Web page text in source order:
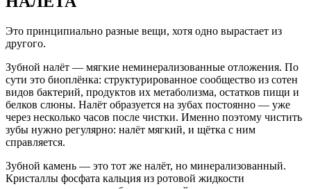
Это принципиально разные вещи, хотя одно вырастает из
другого.
Зубной налёт — мягкие неминерализованные отложения. По
сути это биоплёнка: структурированное сообщество из сотен
видов бактерий, продуктов их метаболизма, остатков пищи и
белков слюны. Налёт образуется на зубах постоянно — уже
через несколько часов после чистки. Именно поэтому чистить
зубы нужно регулярно: налёт мягкий, и щётка с ним
справляется.
Зубной камень — это тот же налёт, но минерализованный.
Кристаллы фосфата кальция из ротовой жидкости